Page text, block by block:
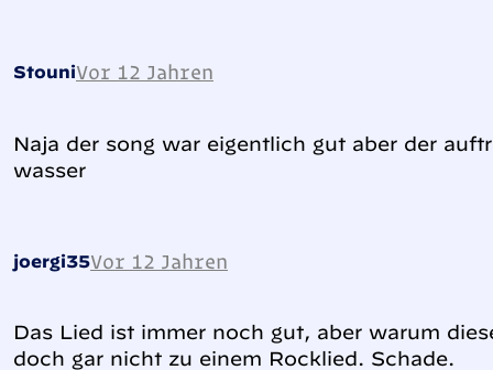
StouniVor 12 Jahren
Naja der song war eigentlich gut aber der
wasser
joergi35Vor 12 Jahren
Das Lied ist immer noch gut, aber warum
doch gar nicht zu einem Rocklied. Schade.